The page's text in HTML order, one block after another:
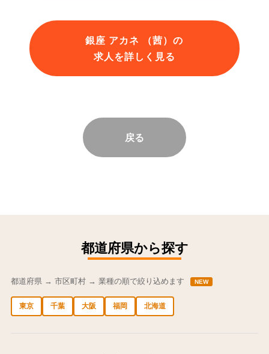
銀座 アカネ （茜）の
求人を詳しく見る
戻る
都道府県から探す
都道府県 → 市区町村 → 業種の順で絞り込めます NEW
東京 千葉 大阪 福岡 北海道